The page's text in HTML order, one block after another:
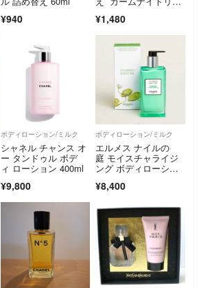
¥940 ¥1,480
ボディローション/ミルク
シャネル チャンス オ
ー タンドゥル ボデ
ィ ローション 400ml
¥9,800
ボディローション/ミルク
エルメス ナイルの
庭 モイスチャライジ
ング ボディローショ
¥8,400